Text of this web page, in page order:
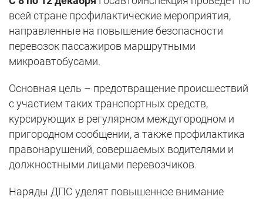
всей стране профилактические мероприятия,
направленные на повышение безопасности
перевозок пассажиров маршрутными
микроавтобусами.
Основная цель – предотвращение происшествий
с участием таких транспортных средств,
курсирующих в регулярном междугородном и
пригородном сообщении, а также профилактика
правонарушений, совершаемых водителями и
должностными лицами перевозчиков.
Наряды ДПС уделят повышенное внимание